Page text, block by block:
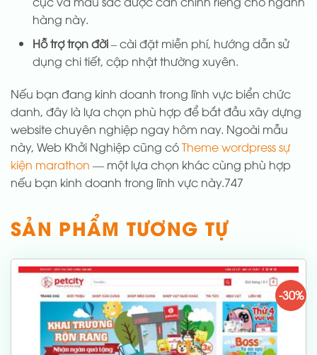
hàng này.
Hỗ trợ trọn đời– cài đặt miễn phí, hướng dẫn sử
dụng chi tiết, cập nhật thường xuyên.
Nếu bạn đang kinh doanh trong lĩnh vực biển chức
danh, đây là lựa chọn phù hợp để bắt đầu xây dựng
website chuyên nghiệp ngay hôm nay. Ngoài mẫu
này, Web Khởi Nghiệp cũng cóTheme wordpress sự
kiện marathon — một lựa chọn khác cùng phù hợp
nếu bạn kinh doanh trong lĩnh vực này.747
SẢN PHẨM TƯƠNG TỰ
-30%